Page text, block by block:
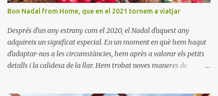
Bon Nadal from Home, que en el 2021 tornem a viatjar
Després d'un any estrany com el 2020, el Nadal d'aquest any
adquireix un significat especial. En un moment en què hem hagut
d'adaptar-nos a les circumstàncies, hem après a valorar els petits
detalls i la calidesa de la llar. Hem trobat noves maneres de